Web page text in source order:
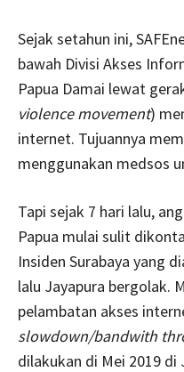
Sejak setahun ini,
bawah Divisi Akses
Papua Damai lewat
violence movement)
internet. Tujuannya
menggunakan medsos
Tapi sejak 7 hari lalu,
Papua mulai sulit
Insiden Surabaya yang
lalu Jayapura bergolak.
pelambatan akses
slowdown/bandwith
dilakukan di Mei 2019 di